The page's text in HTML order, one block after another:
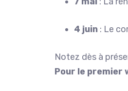
4 juin : Le
Notez dès à
Pour le premier